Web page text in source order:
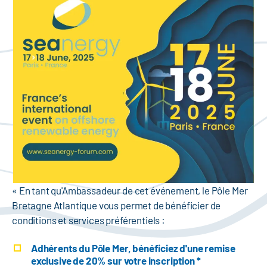
« En tant qu'Ambassadeur de cet événement, le Pôle Mer
Bretagne Atlantique vous permet de bénéficier de
conditions et services préférentiels :
Adhérents du Pôle Mer, bénéficiez d'une remise
exclusive de 20% sur votre inscription *